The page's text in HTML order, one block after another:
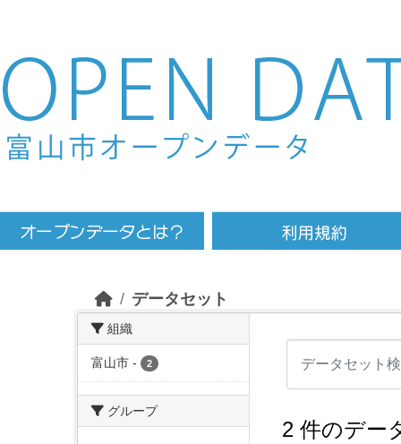
Skip to main content
データセット
組織
富山市 - 2
グループ
2 件のデー